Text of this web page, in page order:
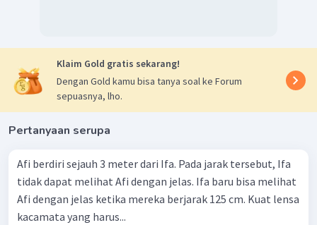
Klaim Gold gratis sekarang!
Dengan Gold kamu bisa tanya soal ke Forum
sepuasnya, lho.
Pertanyaan serupa
Afi berdiri sejauh 3 meter dari Ifa. Pada jarak tersebut, Ifa
tidak dapat melihat Afi dengan jelas. Ifa baru bisa melihat
Afi dengan jelas ketika mereka berjarak 125 cm. Kuat lensa
kacamata yang harus...